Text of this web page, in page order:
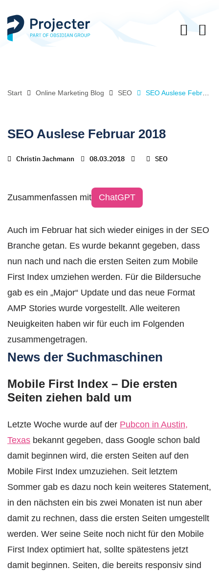
Start Online Marketing Blog SEO SEO Auslese Februar 2018
SEO Auslese Februar 2018
Christin Jachmann 08.03.2018 SEO
Zusammenfassen mit ChatGPT
Auch im Februar hat sich wieder einiges in der SEO
Branche getan. Es wurde bekannt gegeben, dass
nun nach und nach die ersten Seiten zum Mobile
First Index umziehen werden. Für die Bildersuche
gab es ein „Major“ Update und das neue Format
AMP Stories wurde vorgestellt. Alle weiteren
Neuigkeiten haben wir für euch im Folgenden
zusammengetragen.
News der Suchmaschinen
Mobile First Index – Die ersten
Seiten ziehen bald um
Letzte Woche wurde auf der Pubcon in Austin,
Texas bekannt gegeben, dass Google schon bald
damit beginnen wird, die ersten Seiten auf den
Mobile First Index umzuziehen. Seit letztem
Sommer gab es dazu noch kein weiteres Statement,
in den nächsten ein bis zwei Monaten ist nun aber
damit zu rechnen, dass die ersten Seiten umgestellt
werden. Wer seine Seite noch nicht für den Mobile
First Index optimiert hat, sollte spätestens jetzt
damit beginnen. Seiten, die bereits responsiv sind